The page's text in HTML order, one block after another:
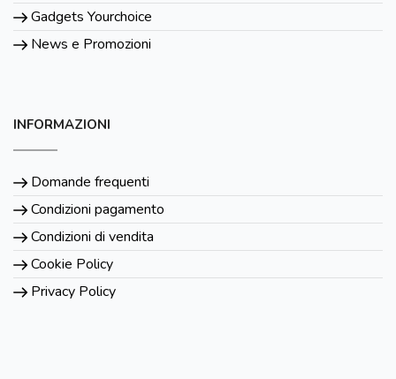
Gadgets Yourchoice
News e Promozioni
INFORMAZIONI
Domande frequenti
Condizioni pagamento
Condizioni di vendita
Cookie Policy
Privacy Policy